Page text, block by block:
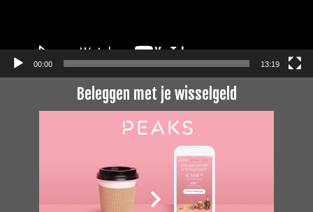
00:00 13:19
Beleggen met je wisselgeld